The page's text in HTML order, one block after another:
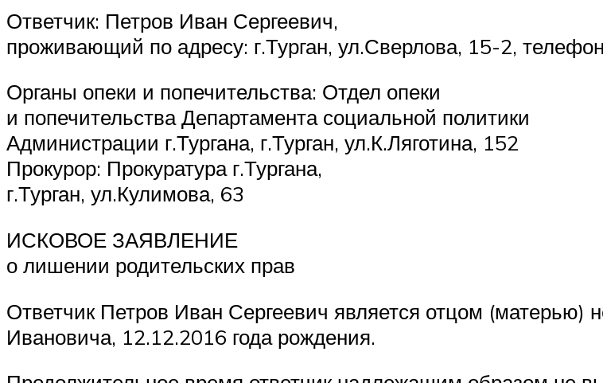
Ответчик: Петров Иван Сергеевич,
проживающий по адресу: г.Турган, ул.Сверлова, 15-2,
Органы опеки и попечительства: Отдел опеки
и попечительства Департамента социальной политики
Администрации г.Тургана, г.Турган, ул.К.Ляготина, 152
Прокурор: Прокуратура г.Тургана,
г.Турган, ул.Кулимова, 63
ИСКОВОЕ ЗАЯВЛЕНИЕ
о лишении родительских прав
Ответчик Петров Иван Сергеевич является отцом (матерью)
Ивановича, 12.12.2016 года рождения.